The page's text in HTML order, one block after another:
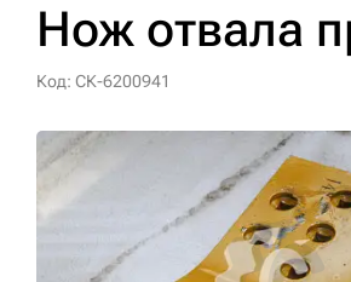
Нож отвала
Код: СК-6200941
Доставка и оплата
Информация
Контакты
3D тур по производству
3D тур по складам